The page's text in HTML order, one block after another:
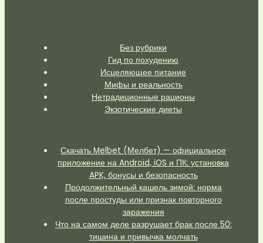
Без рубрики
Гид по похудению
Исцеляющее питание
Мифы и реальность
Нетрадиционные рационы
Экзотические диеты
Скачать Melbet (Мелбет) — официальное
приложение на Android, iOS и ПК: установка
APK, бонусы и безопасность
Продолжительный кашель зимой: норма
после простуды или признак повторного
заражения
Что на самом деле разрушает брак после 50:
тишина и привычка молчать